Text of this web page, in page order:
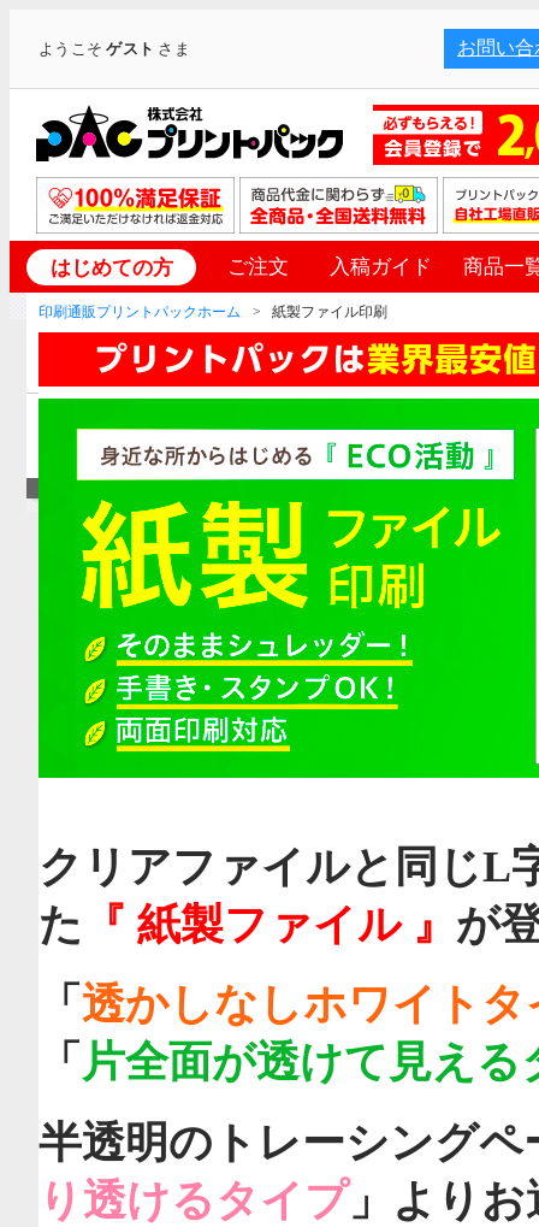
ようこそゲスト さま お問い合
はじめての方 ご注文 入稿ガイド 商品一
印刷通販プリントパックホーム 紙製ファイル印刷
クリアファイルと同じL
た 『 紙製ファイル 』 が
「 透かしなしホワイトタ
「 片全面が透けて見える
半透明のトレーシング
り透けるタイプ」よりお